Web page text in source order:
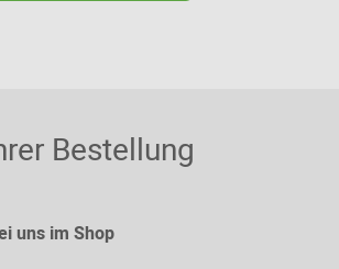
Bestellung
uns im Shop